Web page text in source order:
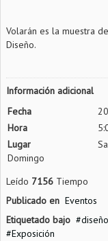
Volarán es la muestra
Diseño.
Información adicional
Fecha
Hora
Lugar
Domingo
Leído 7156 Tiempo
Publicado en Eventos
Etiquetado bajo
diseño
Exposición